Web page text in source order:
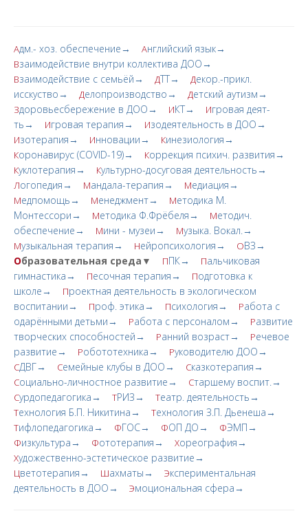
Адм.- хоз. обеспечение→ Английский язык→
Взаимодействие внутри коллектива ДОО→
Взаимодействие с семьёй→ ДТТ→ Декор.-прикл.
исскуство→
Делопроизводство→ Детский аутизм→
Здоровьесбережение в ДОО→ ИКТ→ Игровая деят-
ть→
Игровая терапия→ Изодеятельность в ДОО→
Изотерапия→ Инновации→ Кинезиология→
Коронавирус (COVID-19)→ Коррекция психич. развития→
Куклотерапия→ Культурно-досуговая деятельность→
Логопедия→ Мандала-терапия→ Медиация→
Медпомощь→ Менеджмент→ Методика М.
Монтессори→
Методика Ф.Фрёбеля→ Методич.
обеспечение→
Мини - музеи→ Музыка. Вокал.→
Музыкальная терапия→ Нейропсихология→ ОВЗ→
Образовательная среда▼ ППК→ Пальчиковая
гимнастика→
Песочная терапия→ Подготовка к
школе→
Проектная деятельность в экологическом
воспитании→
Проф. этика→ Психология→ Работа с
одарёнными детьми→
Работа с персоналом→ Развитие
творческих cпoсобностей→
Ранний возраст→ Речевое
развитие→
Робототехника→ Руководителю ДОО→
СДВГ→ Семейные клубы в ДОО→ Сказкотерапия→
Социально-личностное развитие→ Старшему воспит.→
Сурдопедагогика→ ТРИЗ→ Театр. деятельность→
Технология Б.П. Никитина→ Технология З.П. Дьенеша→
Тифлопедагогика→ ФГОС→ ФОП ДО→ ФЭМП→
Физкультура→ Фототерапия→ Хореография→
Художественно-эстетическое развитие→
Цветотерапия→ Шахматы→ Экспериментальная
деятельность в ДОО→
Эмоциональная сфера→